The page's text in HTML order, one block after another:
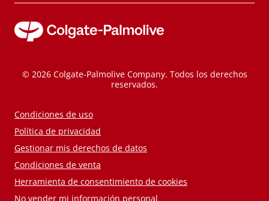
© 2026 Colgate-Palmolive Company. Todos los derechos
reservados.
Condiciones de uso
Política de privacidad
Gestionar mis derechos de datos
Condiciones de venta
Herramienta de consentimiento de cookies
No vender mi información personal